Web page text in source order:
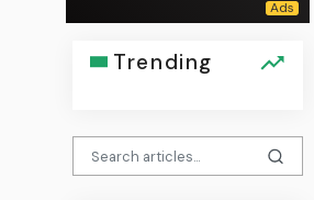
Trending